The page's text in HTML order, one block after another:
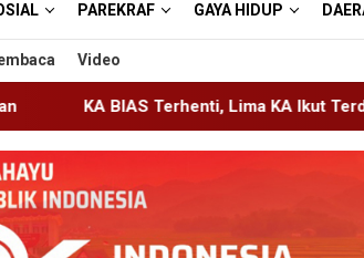
PAREKRAF GAYA HIDUP
Video
Lima KA Ikut Terdampak, KAI Daop 7 Gerak